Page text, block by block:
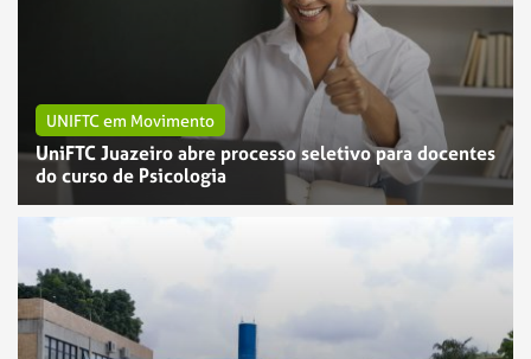
UNIFTC em Movimento
UniFTC Juazeiro abre processo seletivo para docentes
do curso de Psicologia